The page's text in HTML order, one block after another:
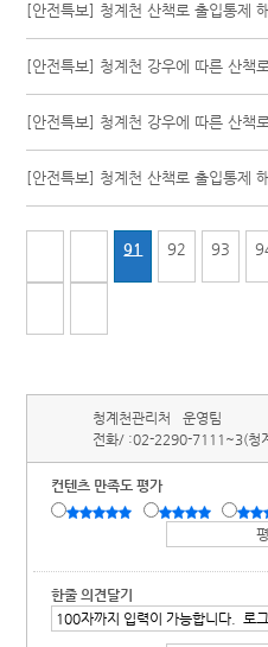
[안전특보] 청계천 산책로 출입통제
[안전특보] 청계천 강우에 따른 산책
[안전특보] 청계천 강우에 따른 산책
[안전특보] 청계천 산책로 출입통제
91 92 93
청계천관리처
운영팀
전화/ :02-2290-7111~3(청
컨텐츠 만족도 평가
한줄 의견달기